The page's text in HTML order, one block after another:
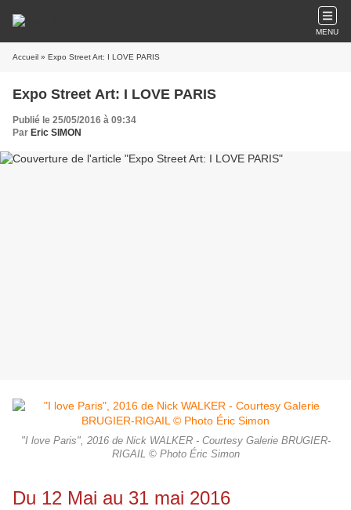
MENU
Accueil » Expo Street Art: I LOVE PARIS
Expo Street Art: I LOVE PARIS
Publié le 25/05/2016 à 09:34
Par Eric SIMON
"I love Paris", 2016 de Nick WALKER - Courtesy Galerie BRUGIER-
RIGAIL © Photo Éric Simon
Du 12 Mai au 31 mai 2016